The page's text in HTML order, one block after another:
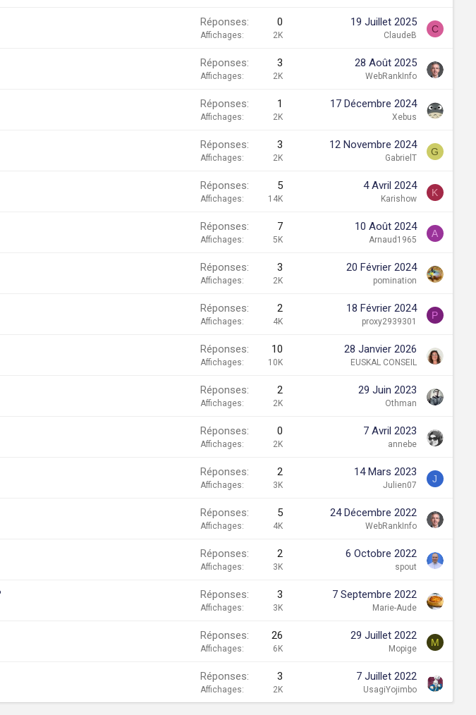
Réponses 0
Affichages 2K
19 Juillet 2025
ClaudeB
C
Réponses 3
Affichages 2K
28 Août 2025
WebRankInfo
Réponses 1
Affichages 2K
17 Décembre 2024
Xebus
Réponses 3
Affichages 2K
12 Novembre 2024
GabrielT
G
Réponses 5
Affichages 14K
4 Avril 2024
Karishow
K
Réponses 7
Affichages 5K
10 Août 2024
Arnaud1965
A
Réponses 3
Affichages 2K
20 Février 2024
pomination
Réponses 2
Affichages 4K
18 Février 2024
proxy2939301
P
Réponses 10
Affichages 10K
28 Janvier 2026
EUSKAL CONSEIL
Réponses 2
Affichages 2K
29 Juin 2023
Othman
Réponses 0
Affichages 2K
7 Avril 2023
annebe
Réponses 2
Affichages 3K
14 Mars 2023
Julien07
J
Réponses 5
Affichages 4K
24 Décembre 2022
WebRankInfo
Réponses 2
Affichages 3K
6 Octobre 2022
spout
Réponses 3
Affichages 3K
7 Septembre 2022
Marie-Aude
Réponses 26
Affichages 6K
29 Juillet 2022
Mopige
M
Réponses 3
Affichages 2K
7 Juillet 2022
UsagiYojimbo